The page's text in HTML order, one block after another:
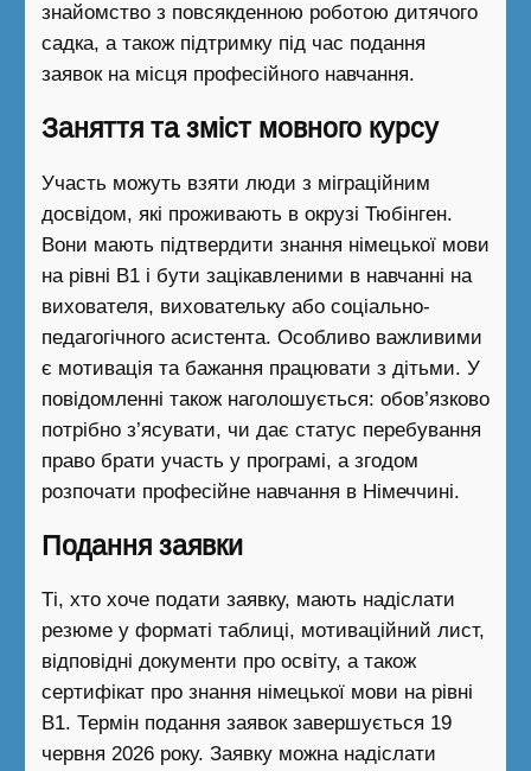
знайомство з повсякденною роботою дитячого
садка, а також підтримку під час подання
заявок на місця професійного навчання.
Заняття та зміст мовного курсу
Участь можуть взяти люди з міграційним
досвідом, які проживають в окрузі Тюбінген.
Вони мають підтвердити знання німецької мови
на рівні B1 і бути зацікавленими в навчанні на
вихователя, виховательку або соціально-
педагогічного асистента. Особливо важливими
є мотивація та бажання працювати з дітьми. У
повідомленні також наголошується: обов’язково
потрібно з’ясувати, чи дає статус перебування
право брати участь у програмі, а згодом
розпочати професійне навчання в Німеччині.
Подання заявки
Ті, хто хоче подати заявку, мають надіслати
резюме у форматі таблиці, мотиваційний лист,
відповідні документи про освіту, а також
сертифікат про знання німецької мови на рівні
B1. Термін подання заявок завершується 19
червня 2026 року. Заявку можна надіслати